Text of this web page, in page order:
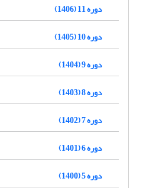
دوره 11 (1406)
دوره 10 (1405)
دوره 9 (1404)
دوره 8 (1403)
دوره 7 (1402)
دوره 6 (1401)
دوره 5 (1400)